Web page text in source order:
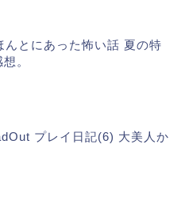
んとにあった怖い話 夏の特
。
プレイ日記(6) 大美人か